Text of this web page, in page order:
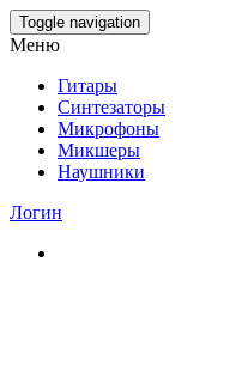
Skip
to
content
Toggle navigation
Меню
Гитары
Синтезаторы
Микрофоны
Микшеры
Наушники
Логин